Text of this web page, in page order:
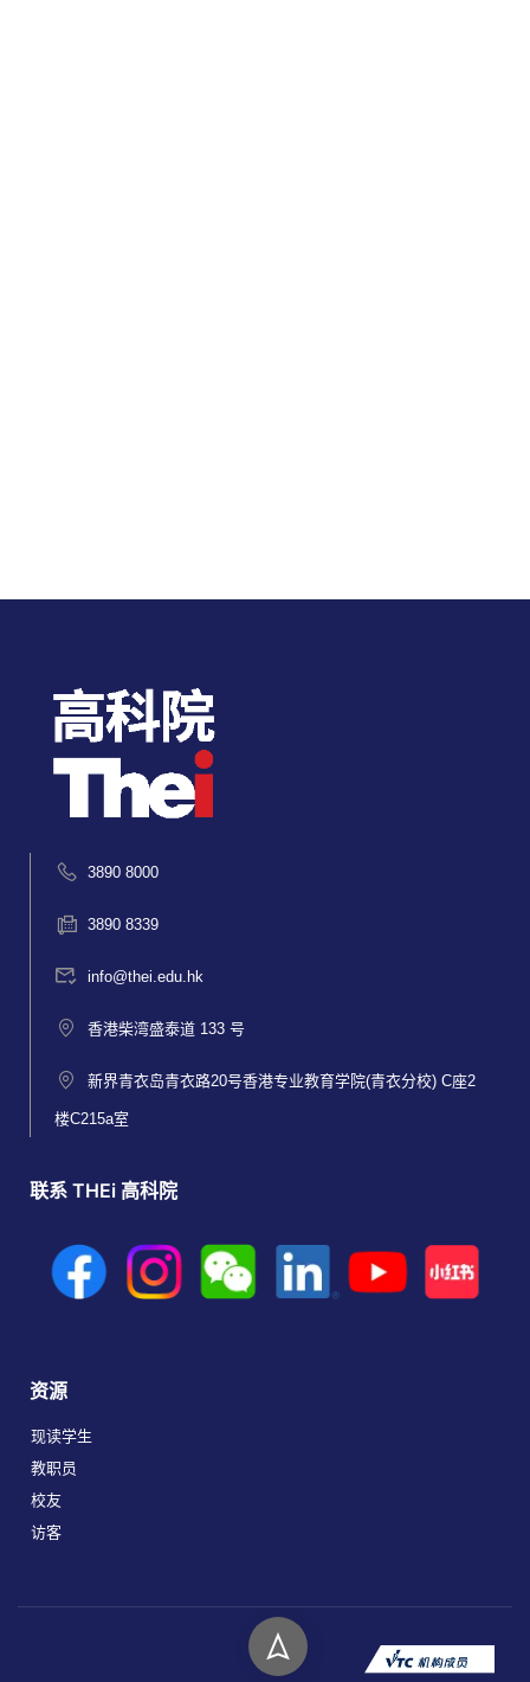
3890 8000
3890 8339
info@thei.edu.hk
香港柴湾盛泰道 133 号
新界青衣岛青衣路20号香港专业教育学院(青衣分校) C座2
楼C215a室
联系 THEi 高科院
资源
现读学生
教职员
校友
访客